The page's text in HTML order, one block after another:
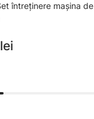
întreținere mașina de